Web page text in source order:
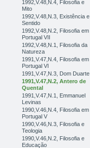
1992,V.48,N.4, Filosofia e
Mito
1992,V.48,N.3, Existência e
Sentido
1992,V.48,N.2, Filosofia em
Portugal VII
1992,V.48,N.1, Filosofia da
Natureza
1991,V.47,N.4, Filosofia em
Portugal VI
1991,V.47,N.3, Dom Duarte
1991,V.47,N.2, Antero de
Quental
1991,V.47,N.1, Emmanuel
Levinas
1990,V.46,N.4, Filosofia em
Portugal V
1990,V.46,N.3, Filosofia e
Teologia
1990,V.46,N.2, Filosofia e
Educação